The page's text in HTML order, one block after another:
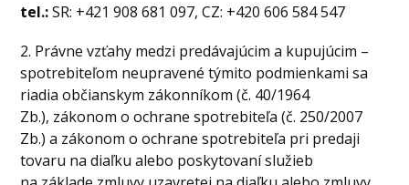
tel.:SR: +421 908 681 097, CZ: +420 606 584 547
2. Právne vzťahy medzi predávajúcim a kupujúcim –
spotrebiteľom neupravené týmito podmienkami sa
riadia občianskym zákonníkom (č. 40/1964
Zb.), zákonom o ochrane spotrebiteľa (č. 250/2007
Zb.) a zákonom o ochrane spotrebiteľa pri predaji
tovaru na diaľku alebo poskytovaní služieb